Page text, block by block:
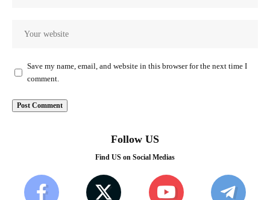
Save my name, email, and website in this browser for the next time I
comment.
Follow US
Find US on Social Medias